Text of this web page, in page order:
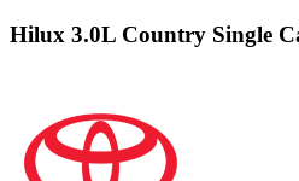
Hilux 3.0L Country Single